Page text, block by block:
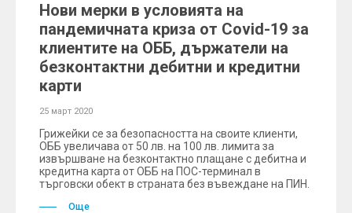
Нови мерки в условията на
пандемичната криза от Covid-19 за
клиентите на ОББ, държатели на
безконтактни дебитни и кредитни
карти
25 март 2020
Грижейки се за безопасността на своите клиенти,
ОББ увеличава от 50 лв. на 100 лв. лимита за
извършване на безконтактно плащане с дебитна и
кредитна карта от ОББ на ПОС-терминал в
търговски обект в страната без въвеждане на ПИН.
Още